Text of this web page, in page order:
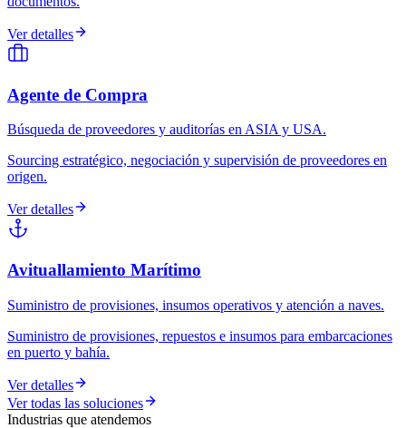
Ver detalles
Agente de Compra
Búsqueda de proveedores y auditorías en ASIA y USA.
Sourcing estratégico, negociación y supervisión de proveedores en
origen.
Ver detalles
Avituallamiento Marítimo
Suministro de provisiones, insumos operativos y atención a naves.
Suministro de provisiones, repuestos e insumos para embarcaciones
en puerto y bahía.
Ver detalles
Ver todas las soluciones
Industrias que atendemos